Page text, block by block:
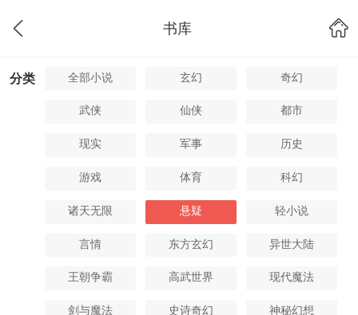
书库
分类 全部小说 玄幻 奇幻
武侠 仙侠 都市
现实 军事 历史
游戏 体育 科幻
诸天无限 悬疑 轻小说
言情 东方玄幻 异世大陆
王朝争霸 高武世界 现代魔法
剑与魔法 史诗奇幻 神秘幻想